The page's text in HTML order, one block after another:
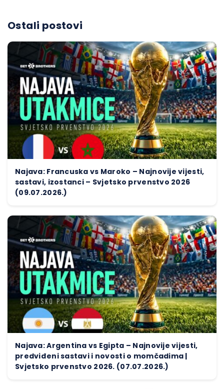
Ostali postovi
Najava: Francuska vs Maroko – Najnovije vijesti,
sastavi, izostanci – Svjetsko prvenstvo 2026
(09.07.2026.)
Najava: Argentina vs Egipta – Najnovije vijesti,
predviđeni sastavi i novosti o momčadima |
Svjetsko prvenstvo 2026. (07.07.2026.)